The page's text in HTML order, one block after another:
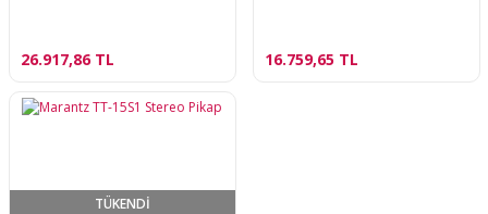
26.917,86 TL 16.759,65 TL
TÜKENDİ